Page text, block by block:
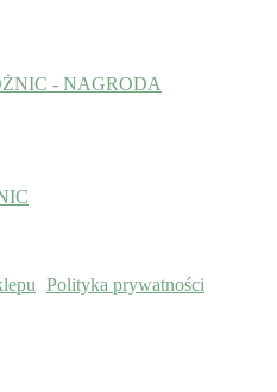
Polityka prywatności